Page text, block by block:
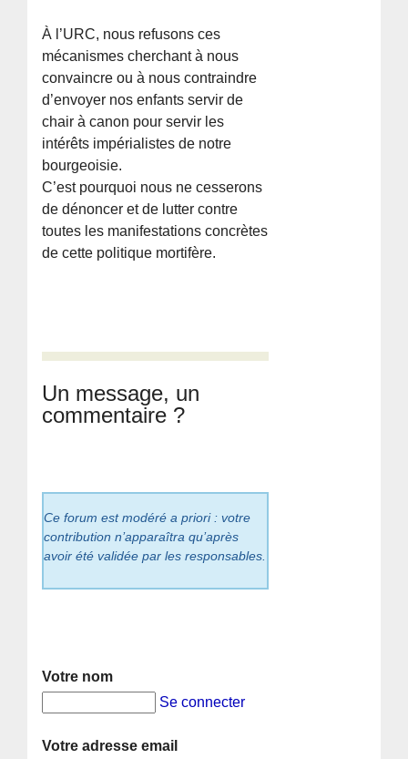
À l’URC, nous refusons ces
mécanismes cherchant à nous
convaincre ou à nous contraindre
d’envoyer nos enfants servir de
chair à canon pour servir les
intérêts impérialistes de notre
bourgeoisie.
C’est pourquoi nous ne cesserons
de dénoncer et de lutter contre
toutes les manifestations concrètes
de cette politique mortifère.
Un message, un
commentaire ?
Ce forum est modéré a priori : votre
contribution n’apparaîtra qu’après
avoir été validée par les responsables.
Votre nom
Se connecter
Votre adresse email